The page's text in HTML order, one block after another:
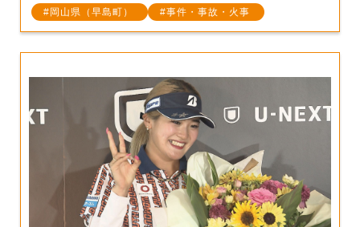
岡山県（早島町）
事件・事故・火事